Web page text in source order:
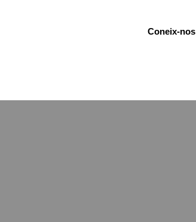
Coneix-nos